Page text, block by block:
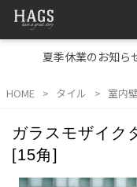
夏季休業のお知ら
HOME タイル 室内
ガラスモザイク
[15角]